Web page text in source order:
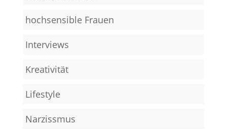
hochsensible Frauen
Interviews
Kreativität
Lifestyle
Narzissmus